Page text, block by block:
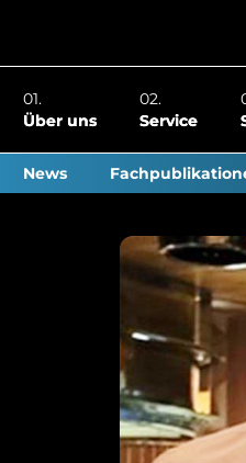
Über uns Service
News